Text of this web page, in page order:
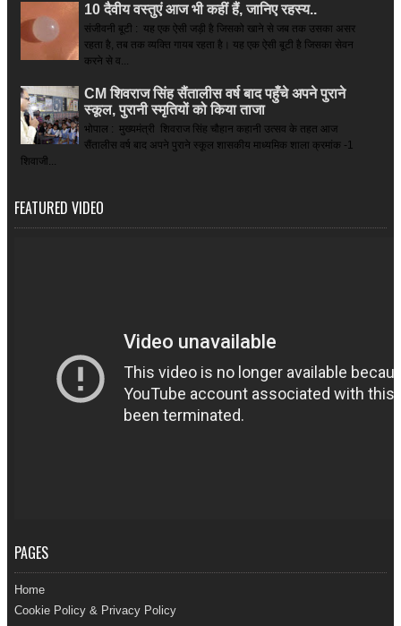
10 दैवीय वस्तुएं आज भी कहीं हैं, जानिए रहस्य..
संजीवनी बूटी : यह एक ऐसी जड़ी है जिसको खाने से जब तक उसका असर
रहता है, तब तक व्यक्ति गायब रहता है। यह एक ऐसी बूटी है जिसका सेवन
करने से व...
CM शिवराज सिंह सैंतालीस वर्ष बाद पहुँचे अपने पुराने
स्कूल, पुरानी स्मृतियों को किया ताजा
भोपाल : मुख्यमंत्री शिवराज सिंह चौहान कहानी उत्सव के तहत आज
सैंतालीस वर्ष बाद अपने पुराने स्कूल शासकीय माध्यमिक शाला क्रमांक -1
शिवाजी...
FEATURED VIDEO
PAGES
Home
Cookie Policy & Privacy Policy